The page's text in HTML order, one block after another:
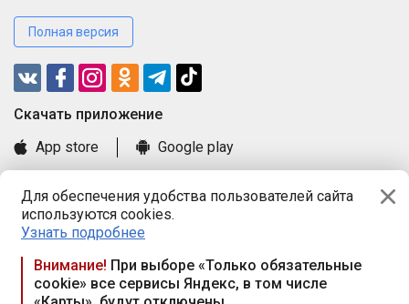
Для обеспечения удобства пользователей сайта
используются cookies.
Узнать подробнее
Внимание! При выборе «Только обязательные
cookie» все сервисы Яндекс, в том числе
Полная версия
Cкачать приложение
App store
Google play
Книга замечаний и предложений
Правила и документы
Praca.by © 2000—2026, ООО «ПРАЦА БАЙ»
Республика Беларусь, 220114, г. Минск, пр-т Независимости
117а, пом. № 9.